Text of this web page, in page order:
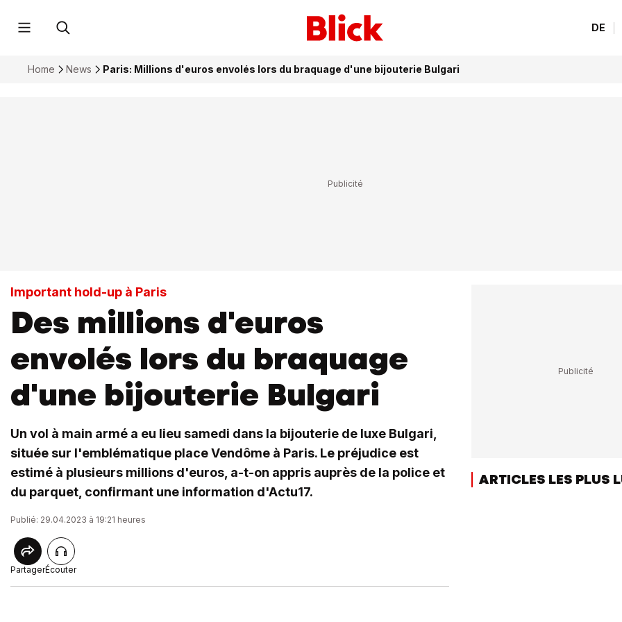
DE
Home News Paris: Millions d'euros envolés lors du braquage d'une bijouterie Bulgari
Important hold-up à Paris
Des millions d'euros
envolés lors du braquage
d'une bijouterie Bulgari
Un vol à main armé a eu lieu samedi dans la bijouterie de luxe Bulgari,
située sur l'emblématique place Vendôme à Paris. Le préjudice est
estimé à plusieurs millions d'euros, a-t-on appris auprès de la police et
du parquet, confirmant une information d'Actu17.
Publié: 29.04.2023 à 19:21 heures
PartagerÉcouter
ARTICLES LES PLUS